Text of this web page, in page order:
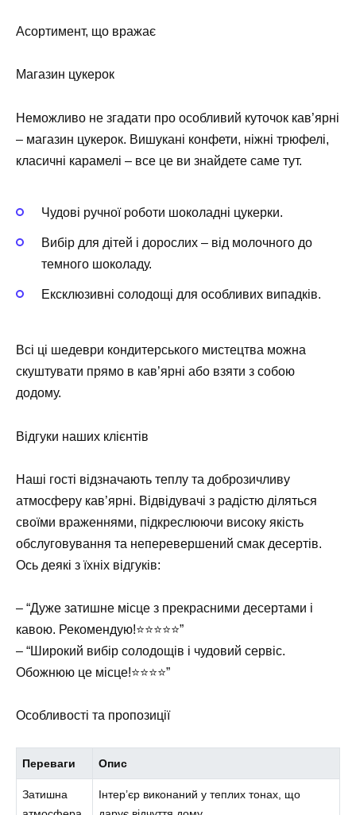
Асортимент, що вражає
Магазин цукерок
Неможливо не згадати про особливий куточок кав’ярні
– магазин цукерок. Вишукані конфети, ніжні трюфелі,
класичні карамелі – все це ви знайдете саме тут.
Чудові ручної роботи шоколадні цукерки.
Вибір для дітей і дорослих – від молочного до
темного шоколаду.
Ексклюзивні солодощі для особливих випадків.
Всі ці шедеври кондитерського мистецтва можна
скуштувати прямо в кав’ярні або взяти з собою
додому.
Відгуки наших клієнтів
Наші гості відзначають теплу та доброзичливу
атмосферу кав’ярні. Відвідувачі з радістю діляться
своїми враженнями, підкреслюючи високу якість
обслуговування та неперевершений смак десертів.
Ось деякі з їхніх відгуків:
– “Дуже затишне місце з прекрасними десертами і
кавою. Рекомендую!⭐️⭐️⭐️⭐️⭐️”
– “Широкий вибір солодощів і чудовий сервіс.
Обожнюю це місце!⭐️⭐️⭐️⭐️”
Особливості та пропозиції
Переваги Опис
Затишна
Інтер’єр виконаний у теплих тонах, що